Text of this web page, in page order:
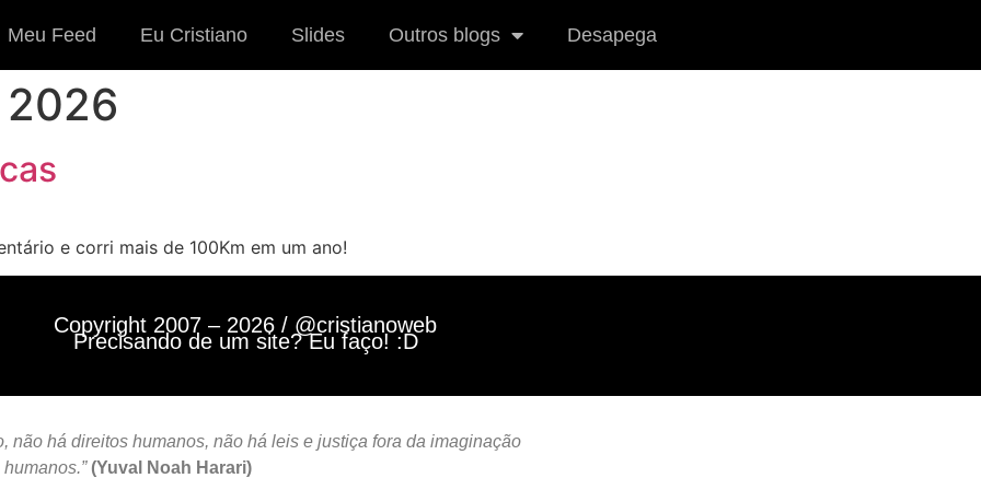
Meu Feed Eu Cristiano Slides Outros blogs Desapega
e corri mais de 100Km em um ano!
Copyright 2007 – 2026 / @cristianoweb
Precisando de um site? Eu faço! :D
não há direitos humanos, não há leis e justiça fora da imaginação
(Yuval Noah Harari)